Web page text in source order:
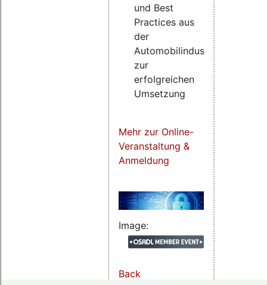
und Best
Practices aus
der
Automobilindustrie
zur
erfolgreichen
Umsetzung
Mehr zur Online-
Veranstaltung &
Anmeldung
Image:
Back